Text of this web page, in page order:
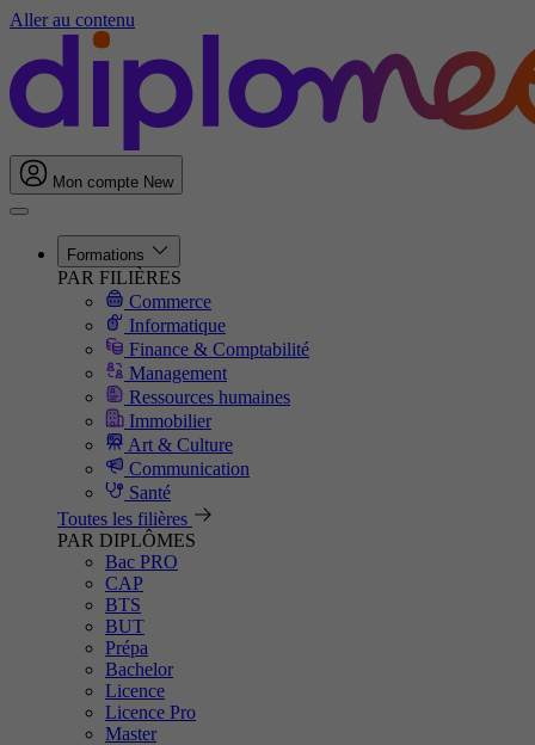
Aller au contenu
Mon compte New
Formations
PAR FILIÈRES
Commerce
Informatique
Finance & Comptabilité
Management
Ressources humaines
Immobilier
Art & Culture
Communication
Santé
Toutes les filières
PAR DIPLÔMES
Bac PRO
CAP
BTS
BUT
Prépa
Bachelor
Licence
Licence Pro
Master